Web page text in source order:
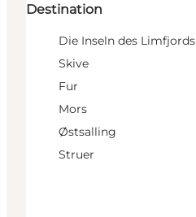
Destination
Die Inseln des Limfjords
Skive
Fur
Mors
Østsalling
Struer